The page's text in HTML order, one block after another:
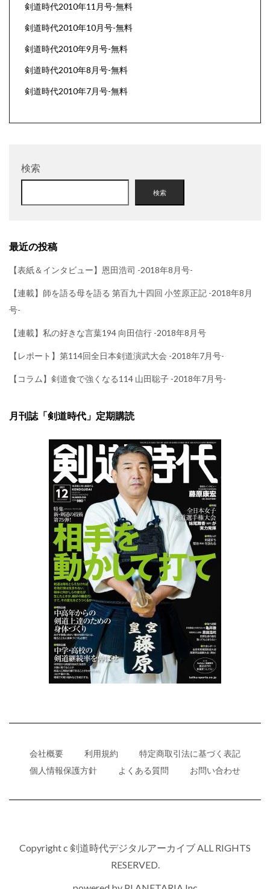
剣道時代2010年11月号-無料
剣道時代2010年10月号-無料
剣道時代2010年9月号-無料
剣道時代2010年8月号-無料
剣道時代2010年7月号-無料
検索
検索
最近の投稿
【表紙＆インタビュー】恩田浩司 -2018年8月号-
【連載】師を語る母を語る 第百九十四回 小笠原正記 -2018年8月
号-
【連載】私の好きな言葉194 向田信行 -2018年8月号
【レポート】第114回全日本剣道演武大会 -2018年7月号-
【コラム】剣道食で強くなる114 山田聡子 -2018年7月号-
月刊誌「剣道時代」定期購読
会社概要 利用規約
特定商取引法に基づく表記
個人情報保護方針
よくある質問 お問い合わせ
Copyright c 剣道時代デジタルアーカイブ ALL RIGHTS
RESERVED.